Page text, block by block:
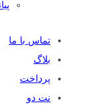
تماس با ما
بلاگ
پرداخت
نت دو